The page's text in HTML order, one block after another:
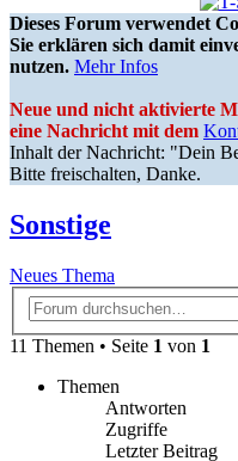
Dieses Forum verwendet
Sie erklären sich damit
nutzen. Mehr Infos
Neue und nicht aktivierte
eine Nachricht mit dem
Inhalt der Nachricht: "Dein
Bitte freischalten, Danke.
Sonstige
Neues Thema
11 Themen • Seite 1 von 1
Themen
Antworten
Zugriffe
Letzter Beitrag